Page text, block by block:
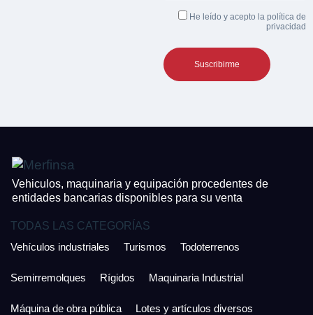
He leído y acepto la política de
privacidad
Vehiculos, maquinaria y equipación procedentes de
entidades bancarias disponibles para su venta
TODAS LAS CATEGORÍAS
Vehículos industriales
Turismos Todoterrenos
Semirremolques Rígidos Maquinaria Industrial
Máquina de obra pública Lotes y artículos diversos